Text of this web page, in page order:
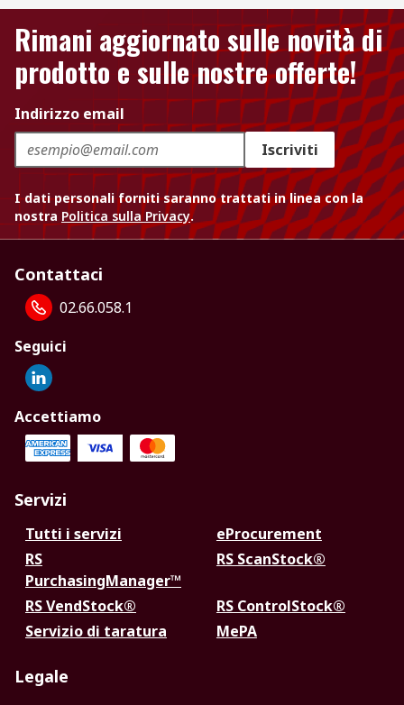
Rimani aggiornato sulle novità di
prodotto e sulle nostre offerte!
Indirizzo email
Iscriviti
I dati personali forniti saranno trattati in linea con la
nostra Politica sulla Privacy.
Contattaci
02.66.058.1
Seguici
Accettiamo
Servizi
Tutti i servizi
eProcurement
RS
PurchasingManager™
RS ScanStock®
RS VendStock®
RS ControlStock®
Servizio di taratura
MePA
Legale